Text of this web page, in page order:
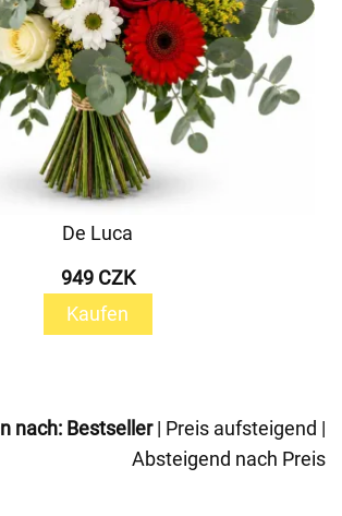
De Luca
949 CZK
Kaufen
nach: Bestseller| Preis aufsteigend |
Absteigend nach Preis